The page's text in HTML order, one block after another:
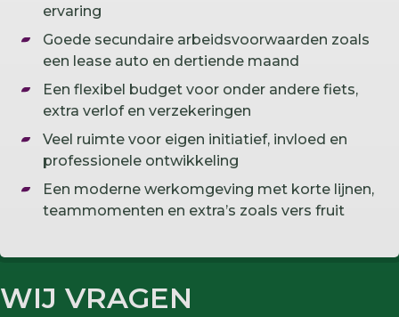
ervaring
Goede secundaire arbeidsvoorwaarden zoals
een lease auto en dertiende maand
Een flexibel budget voor onder andere fiets,
extra verlof en verzekeringen
Veel ruimte voor eigen initiatief, invloed en
professionele ontwikkeling
Een moderne werkomgeving met korte lijnen,
teammomenten en extra’s zoals vers fruit
WIJ VRAGEN